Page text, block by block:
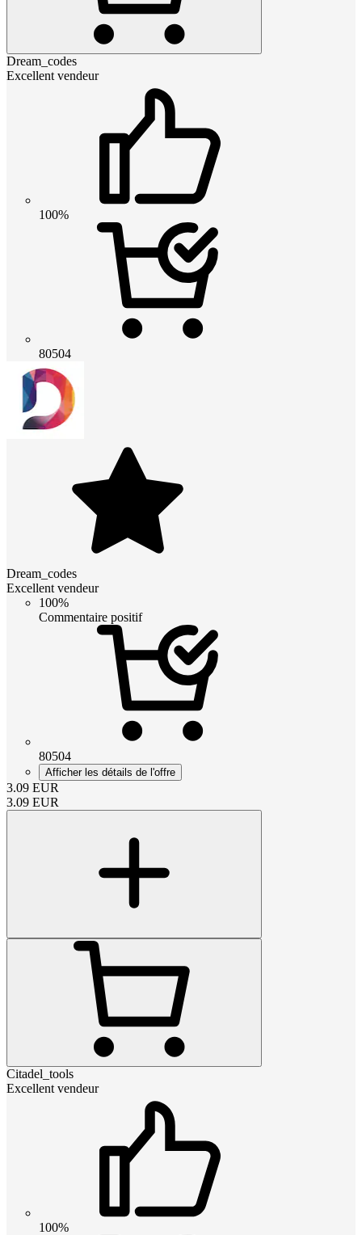
Dream_codes
Excellent vendeur
100%
80504
Dream_codes
Excellent vendeur
100%
Commentaire positif
80504
Afficher les détails de l'offre
3.09 EUR
3.09 EUR
Citadel_tools
Excellent vendeur
100%